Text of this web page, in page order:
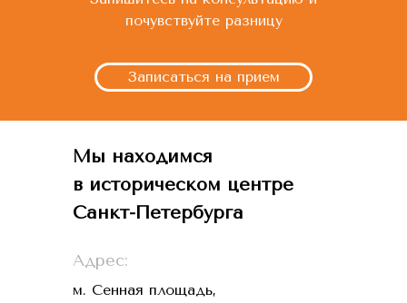
почувствуйте разницу
Записаться на прием
Адрес:
м. Сенная площадь,
Мы находимся
в историческом центре
Санкт-Петербурга